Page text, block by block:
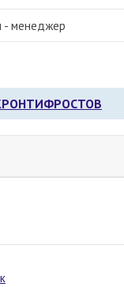
- менеджер